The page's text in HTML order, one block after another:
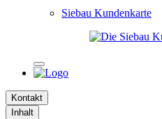
Siebau Kundenkarte
Kontakt
Inhalt